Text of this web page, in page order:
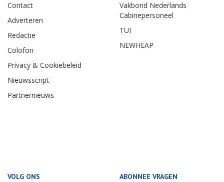
Contact
Adverteren
Redactie
Colofon
Privacy & Cookiebeleid
Nieuwsscript
Partnernieuws
Vakbond Nederlands
Cabinepersoneel
TUI
NEWHEAP
VOLG ONS ABONNEE VRAGEN